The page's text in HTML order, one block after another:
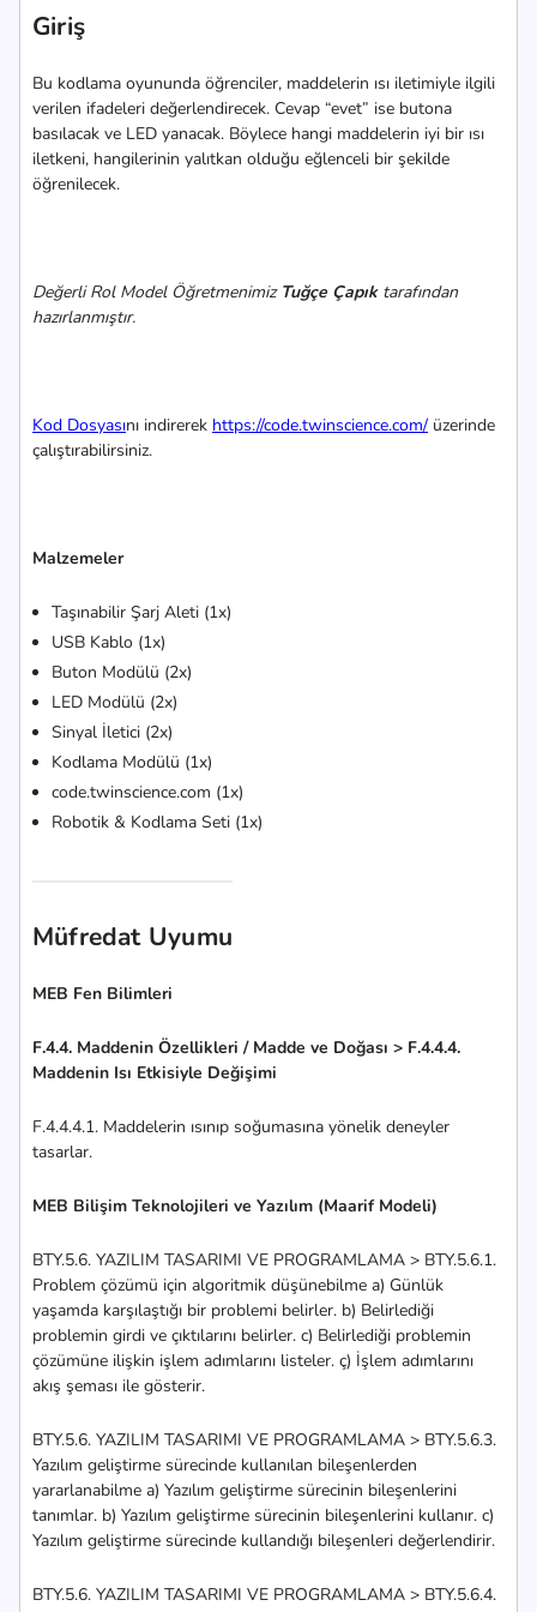
Giriş
Bu kodlama oyununda öğrenciler, maddelerin ısı iletimiyle ilgili
verilen ifadeleri değerlendirecek. Cevap “evet” ise butona
basılacak ve LED yanacak. Böylece hangi maddelerin iyi bir ısı
iletkeni, hangilerinin yalıtkan olduğu eğlenceli bir şekilde
öğrenilecek.
Değerli Rol Model Öğretmenimiz Tuğçe Çapıktarafından
hazırlanmıştır.
Kod Dosyasını indirerek https://code.twinscience.com/ üzerinde
çalıştırabilirsiniz.
Malzemeler
Taşınabilir Şarj Aleti (1x)
USB Kablo (1x)
Buton Modülü (2x)
LED Modülü (2x)
Sinyal İletici (2x)
Kodlama Modülü (1x)
code.twinscience.com (1x)
Robotik & Kodlama Seti (1x)
Müfredat Uyumu
MEB Fen Bilimleri
F.4.4. Maddenin Özellikleri / Madde ve Doğası > F.4.4.4.
Maddenin Isı Etkisiyle Değişimi
F.4.4.4.1. Maddelerin ısınıp soğumasına yönelik deneyler
tasarlar.
MEB Bilişim Teknolojileri ve Yazılım (Maarif Modeli)
BTY.5.6. YAZILIM TASARIMI VE PROGRAMLAMA > BTY.5.6.1.
Problem çözümü için algoritmik düşünebilme a) Günlük
yaşamda karşılaştığı bir problemi belirler. b) Belirlediği
problemin girdi ve çıktılarını belirler. c) Belirlediği problemin
çözümüne ilişkin işlem adımlarını listeler. ç) İşlem adımlarını
akış şeması ile gösterir.
BTY.5.6. YAZILIM TASARIMI VE PROGRAMLAMA > BTY.5.6.3.
Yazılım geliştirme sürecinde kullanılan bileşenlerden
yararlanabilme a) Yazılım geliştirme sürecinin bileşenlerini
tanımlar. b) Yazılım geliştirme sürecinin bileşenlerini kullanır. c)
Yazılım geliştirme sürecinde kullandığı bileşenleri değerlendirir.
BTY.5.6. YAZILIM TASARIMI VE PROGRAMLAMA > BTY.5.6.4.